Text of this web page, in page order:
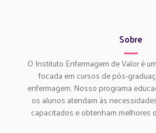
Sobre
O Instituto Enfermagem de Valor é
focada em cursos de pós-
enfermagem. Nosso programa
os alunos atendam às
capacitados e obtenham melhores